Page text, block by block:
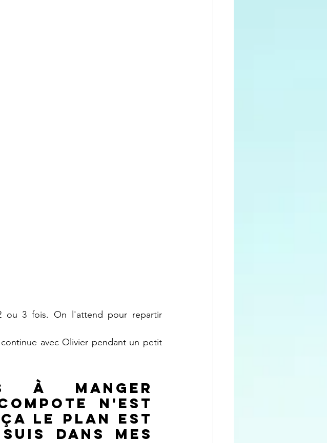
ou 3 fois. On l'attend pour repartir
avec Olivier pendant un petit
à manger
n'est
ça le plan est
dans mes